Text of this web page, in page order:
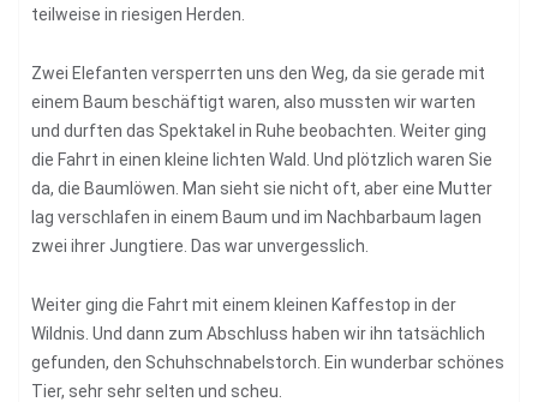
teilweise in riesigen Herden.
Zwei Elefanten versperrten uns den Weg, da sie gerade mit
einem Baum beschäftigt waren, also mussten wir warten
und durften das Spektakel in Ruhe beobachten. Weiter ging
die Fahrt in einen kleine lichten Wald. Und plötzlich waren Sie
da, die Baumlöwen. Man sieht sie nicht oft, aber eine Mutter
lag verschlafen in einem Baum und im Nachbarbaum lagen
zwei ihrer Jungtiere. Das war unvergesslich.
Weiter ging die Fahrt mit einem kleinen Kaffestop in der
Wildnis. Und dann zum Abschluss haben wir ihn tatsächlich
gefunden, den Schuhschnabelstorch. Ein wunderbar schönes
Tier, sehr sehr selten und scheu.